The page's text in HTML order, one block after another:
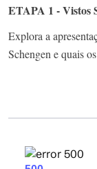
ETAPA 1 - Vistos
Explora a
Schengen e quais